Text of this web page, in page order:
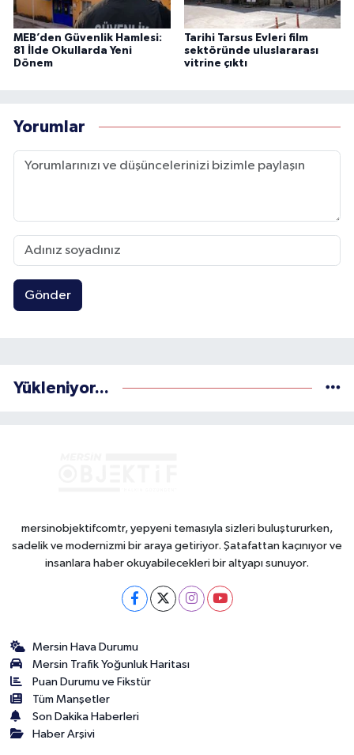
MEB’den Güvenlik Hamlesi:
81 İlde Okullarda Yeni
Dönem
Tarihi Tarsus Evleri film
sektöründe uluslararası
vitrine çıktı
Yorumlar
Gönder
Yükleniyor...
mersinobjektifcomtr, yepyeni temasıyla sizleri buluştururken,
sadelik ve modernizmi bir araya getiriyor. Şatafattan kaçınıyor ve
insanlara haber okuyabilecekleri bir altyapı sunuyor.
Mersin Hava Durumu
Mersin Trafik Yoğunluk Haritası
Puan Durumu ve Fikstür
Tüm Manşetler
Son Dakika Haberleri
Haber Arşivi